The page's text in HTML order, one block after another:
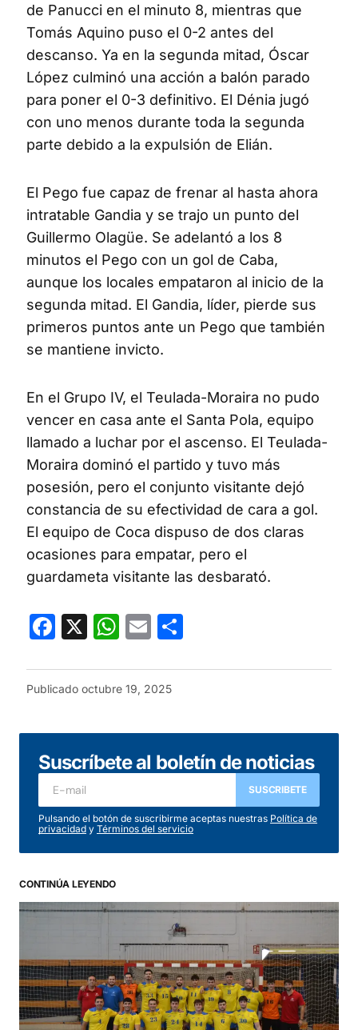
de Panucci en el minuto 8, mientras que
Tomás Aquino puso el 0-2 antes del
descanso. Ya en la segunda mitad, Óscar
López culminó una acción a balón parado
para poner el 0-3 definitivo. El Dénia jugó
con uno menos durante toda la segunda
parte debido a la expulsión de Elián.
El Pego fue capaz de frenar al hasta ahora
intratable Gandia y se trajo un punto del
Guillermo Olagüe. Se adelantó a los 8
minutos el Pego con un gol de Caba,
aunque los locales empataron al inicio de la
segunda mitad. El Gandia, líder, pierde sus
primeros puntos ante un Pego que también
se mantiene invicto.
En el Grupo IV, el Teulada-Moraira no pudo
vencer en casa ante el Santa Pola, equipo
llamado a luchar por el ascenso. El Teulada-
Moraira dominó el partido y tuvo más
posesión, pero el conjunto visitante dejó
constancia de su efectividad de cara a gol.
El equipo de Coca dispuso de dos claras
ocasiones para empatar, pero el
guardameta visitante las desbarató.
Facebook
X WhatsApp
Email
Publicado octubre 19, 2025
Suscríbete al boletín de noticias
SUSCRIBETE
Pulsando el botón de suscribirme aceptas nuestras Política de
privacidad y Términos del servicio
CONTINÚA LEYENDO